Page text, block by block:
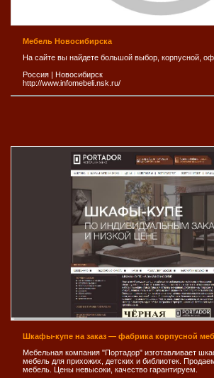
Мебель Новосибирска
На сайте вы найдете большой выбор, корпусной,
Россия | Новосибирск
http://www.infomebeli.nsk.ru/
Шкафы-купе на заказ — фабрика корпусной
Мебельная компания "Портадор" изготавливает
мебель для прихожих, детских и библиотек.
мебель. Цены невысоки, качество гарантируем.